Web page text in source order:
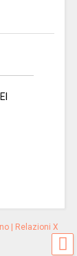
| Relazioni X